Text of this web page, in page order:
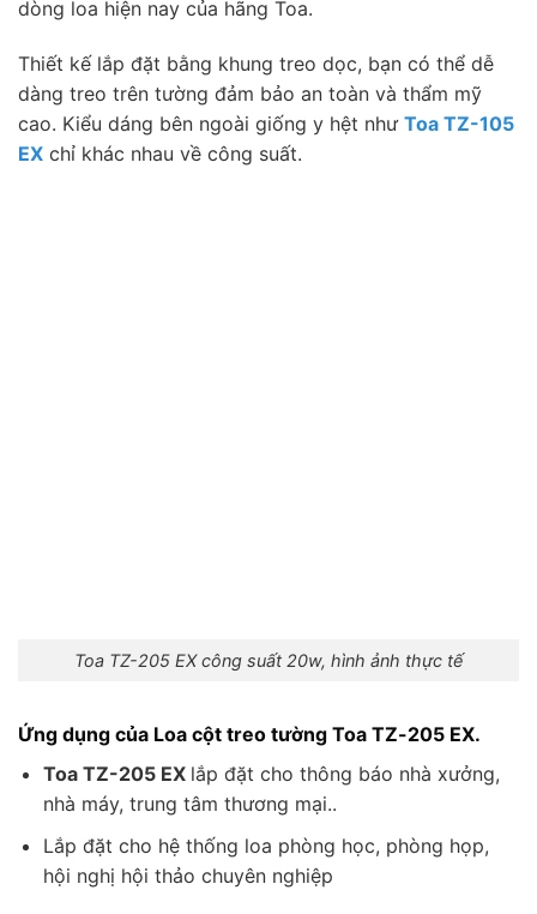
dòng loa hiện nay của hãng Toa.
Thiết kế lắp đặt bằng khung treo dọc, bạn có thể dễ
dàng treo trên tường đảm bảo an toàn và thẩm mỹ
cao. Kiểu dáng bên ngoài giống y hệt như Toa TZ-105
EX chỉ khác nhau về công suất.
Toa TZ-205 EX công suất 20w, hình ảnh thực tế
Ứng dụng của Loa cột treo tường Toa TZ-205 EX.
Toa TZ-205 EX lắp đặt cho thông báo nhà xưởng,
nhà máy, trung tâm thương mại..
Lắp đặt cho hệ thống loa phòng học, phòng họp,
hội nghị hội thảo chuyên nghiệp